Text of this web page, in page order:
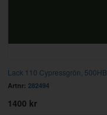
Lack 110 Cypressgrön, 500HB
Artnr: 282494
1400 kr